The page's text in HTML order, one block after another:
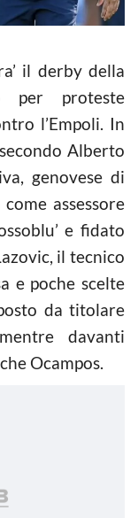
il derby della
per proteste
l’Empoli. In
Alberto
genovese di
assessore
e fidato
il tecnico
e poche scelte
da titolare
davanti
Ocampos.